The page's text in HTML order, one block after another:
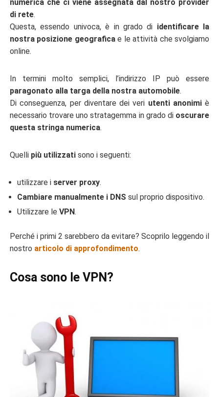
numerica che ci viene assegnata dal nostro provider
di rete.
Questa, essendo univoca, è in grado di identificare la
nostra posizione geograficae le attività che svolgiamo
online.
In termini molto semplici, l’indirizzo IP può essere
paragonato alla targa della nostra automobile.
Di conseguenza, per diventare dei veri utenti anonimiè
necessario trovare uno stratagemma in grado di oscurare
questa stringa numerica.
Quelli più utilizzati sono i seguenti:
utilizzare i server proxy.
Cambiare manualmente i DNS sul proprio dispositivo.
Utilizzare le VPN.
Perché i primi 2 sarebbero da evitare? Scoprilo leggendo il
nostro articolo di approfondimento.
Cosa sono le VPN?